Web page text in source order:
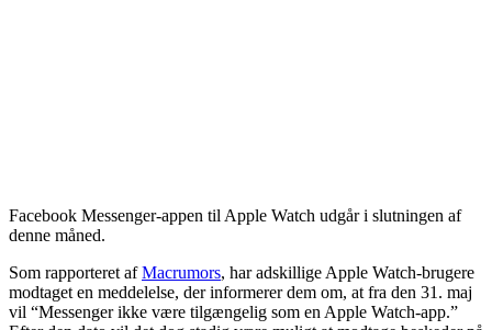
Facebook Messenger-appen til Apple Watch udgår i slutningen af
denne måned.
Som rapporteret afMacrumors, har adskillige Apple Watch-brugere
modtaget en meddelelse, der informerer dem om, at fra den 31. maj
vil “Messenger ikke være tilgængelig som en Apple Watch-app.”